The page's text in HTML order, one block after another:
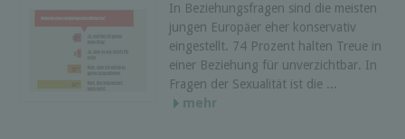
In Beziehungsfragen sind die meisten
jungen Europäer eher konservativ
eingestellt. 74 Prozent halten Treue in
einer Beziehung für unverzichtbar. In
Fragen der Sexualität ist die ...
mehr